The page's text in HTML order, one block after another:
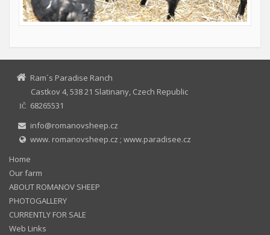
Ram´s Paradise Ranch
Castkov 4, 538 21 Slatinany, Czech Republic
IČ
68265531
info@romanovsheep.cz
www. romanovsheep.cz ; www.paradisee.cz
Home
Our farm
ABOUT ROMANOV SHEEP
PHOTOGALLERY
CURRENTLY FOR SALE
Web Links